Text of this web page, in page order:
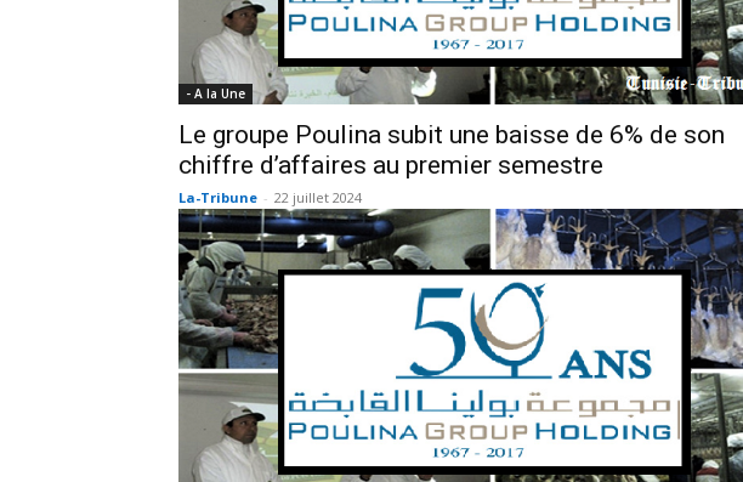
- A la Une
Le groupe Poulina subit une baisse de 6% de son
chiffre d’affaires au premier semestre
La-Tribune - 22 juillet 2024